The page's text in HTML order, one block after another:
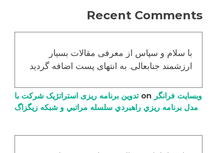
Recent Comments
با سلام و سپاس از معرفی مقالات بسیار
ارزشمند جنابعالی. به انتهای پست اضافه گردید
وبسایت فرانگر
تدوین برنامه ریزی استراتژیک شرکت با
مدل برنامه ریزي راهبردي سلسله مراتبي و شبکه زیگزاگ